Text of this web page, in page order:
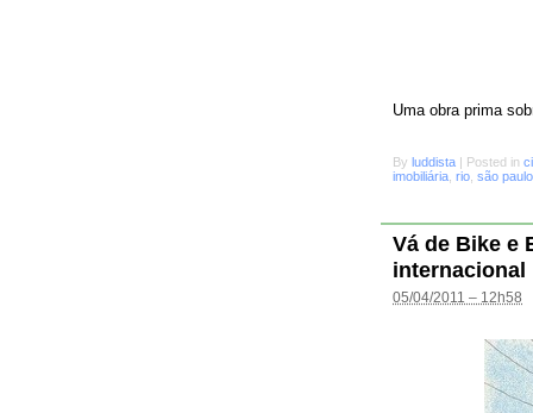
Uma obra prima
By luddista | Posted in
imobiliária rio são paulo
Vá de Bike e
internacional
05/04/2011 – 12h58